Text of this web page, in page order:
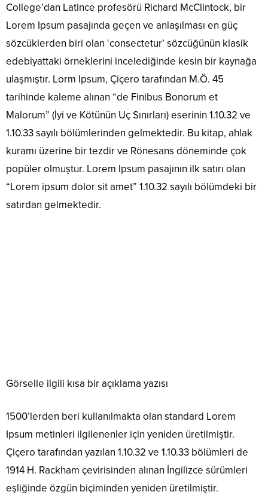
College’dan Latince profesörü Richard McClintock, bir
Lorem Ipsum pasajında geçen ve anlaşılması en güç
sözcüklerden biri olan ‘consectetur’ sözcüğünün klasik
edebiyattaki örneklerini incelediğinde kesin bir kaynağa
ulaşmıştır. Lorm Ipsum, Çiçero tarafından M.Ö. 45
tarihinde kaleme alınan “de Finibus Bonorum et
Malorum” (İyi ve Kötünün Uç Sınırları) eserinin 1.10.32 ve
1.10.33 sayılı bölümlerinden gelmektedir. Bu kitap, ahlak
kuramı üzerine bir tezdir ve Rönesans döneminde çok
popüler olmuştur. Lorem Ipsum pasajının ilk satırı olan
“Lorem ipsum dolor sit amet” 1.10.32 sayılı bölümdeki bir
satırdan gelmektedir.
Görselle ilgili kısa bir açıklama yazısı
1500’lerden beri kullanılmakta olan standard Lorem
Ipsum metinleri ilgilenenler için yeniden üretilmiştir.
Çiçero tarafından yazılan 1.10.32 ve 1.10.33 bölümleri de
1914 H. Rackham çevirisinden alınan İngilizce sürümleri
eşliğinde özgün biçiminden yeniden üretilmiştir.